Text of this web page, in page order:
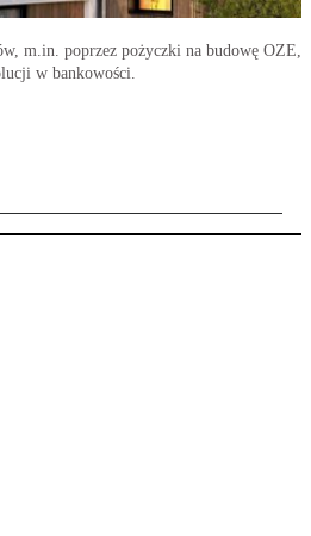
m.in. poprzez pożyczki na budowę OZE,
w bankowości.